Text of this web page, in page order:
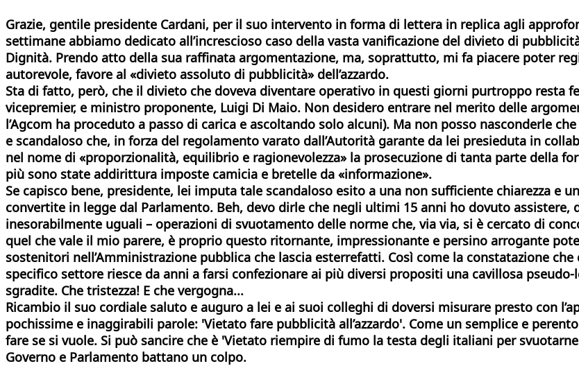
Grazie, gentile presidente Cardani, per il suo intervento in forma di lettera in replica agli
settimane abbiamo dedicato all’increscioso caso della vasta vanificazione del divieto di
Dignità. Prendo atto della sua raffinata argomentazione, ma, soprattutto, mi fa piacere poter
autorevole, favore al «divieto assoluto di pubblicità» dell’azzardo.
Sta di fatto, però, che il divieto che doveva diventare operativo in questi giorni purtroppo resta
vicepremier, e ministro proponente, Luigi Di Maio. Non desidero entrare nel merito delle
l’Agcom ha proceduto a passo di carica e ascoltando solo alcuni). Ma non posso nasconderle
e scandaloso che, in forza del regolamento varato dall’Autorità garante da lei presieduta in
nel nome di «proporzionalità, equilibrio e ragionevolezza» la prosecuzione di tanta parte della
più sono state addirittura imposte camicia e bretelle da «informazione».
Se capisco bene, presidente, lei imputa tale scandaloso esito a una non sufficiente chiarezza e
convertite in legge dal Parlamento. Beh, devo dirle che negli ultimi 15 anni ho dovuto
inesorabilmente uguali – operazioni di svuotamento delle norme che, via via, si è cercato di
quel che vale il mio parere, è proprio questo ritornante, impressionante e persino arrogante
sostenitori nell’Amministrazione pubblica che lascia esterrefatti. Così come la constatazione
specifico settore riesce da anni a farsi confezionare ai più diversi propositi una cavillosa
sgradite. Che tristezza! E che vergogna...
Ricambio il suo cordiale saluto e auguro a lei e ai suoi colleghi di doversi misurare presto con
pochissime e inaggirabili parole: 'Vietato fare pubblicità all’azzardo'. Come un semplice e
fare se si vuole. Si può sancire che è 'Vietato riempire di fumo la testa degli italiani per
Governo e Parlamento battano un colpo.